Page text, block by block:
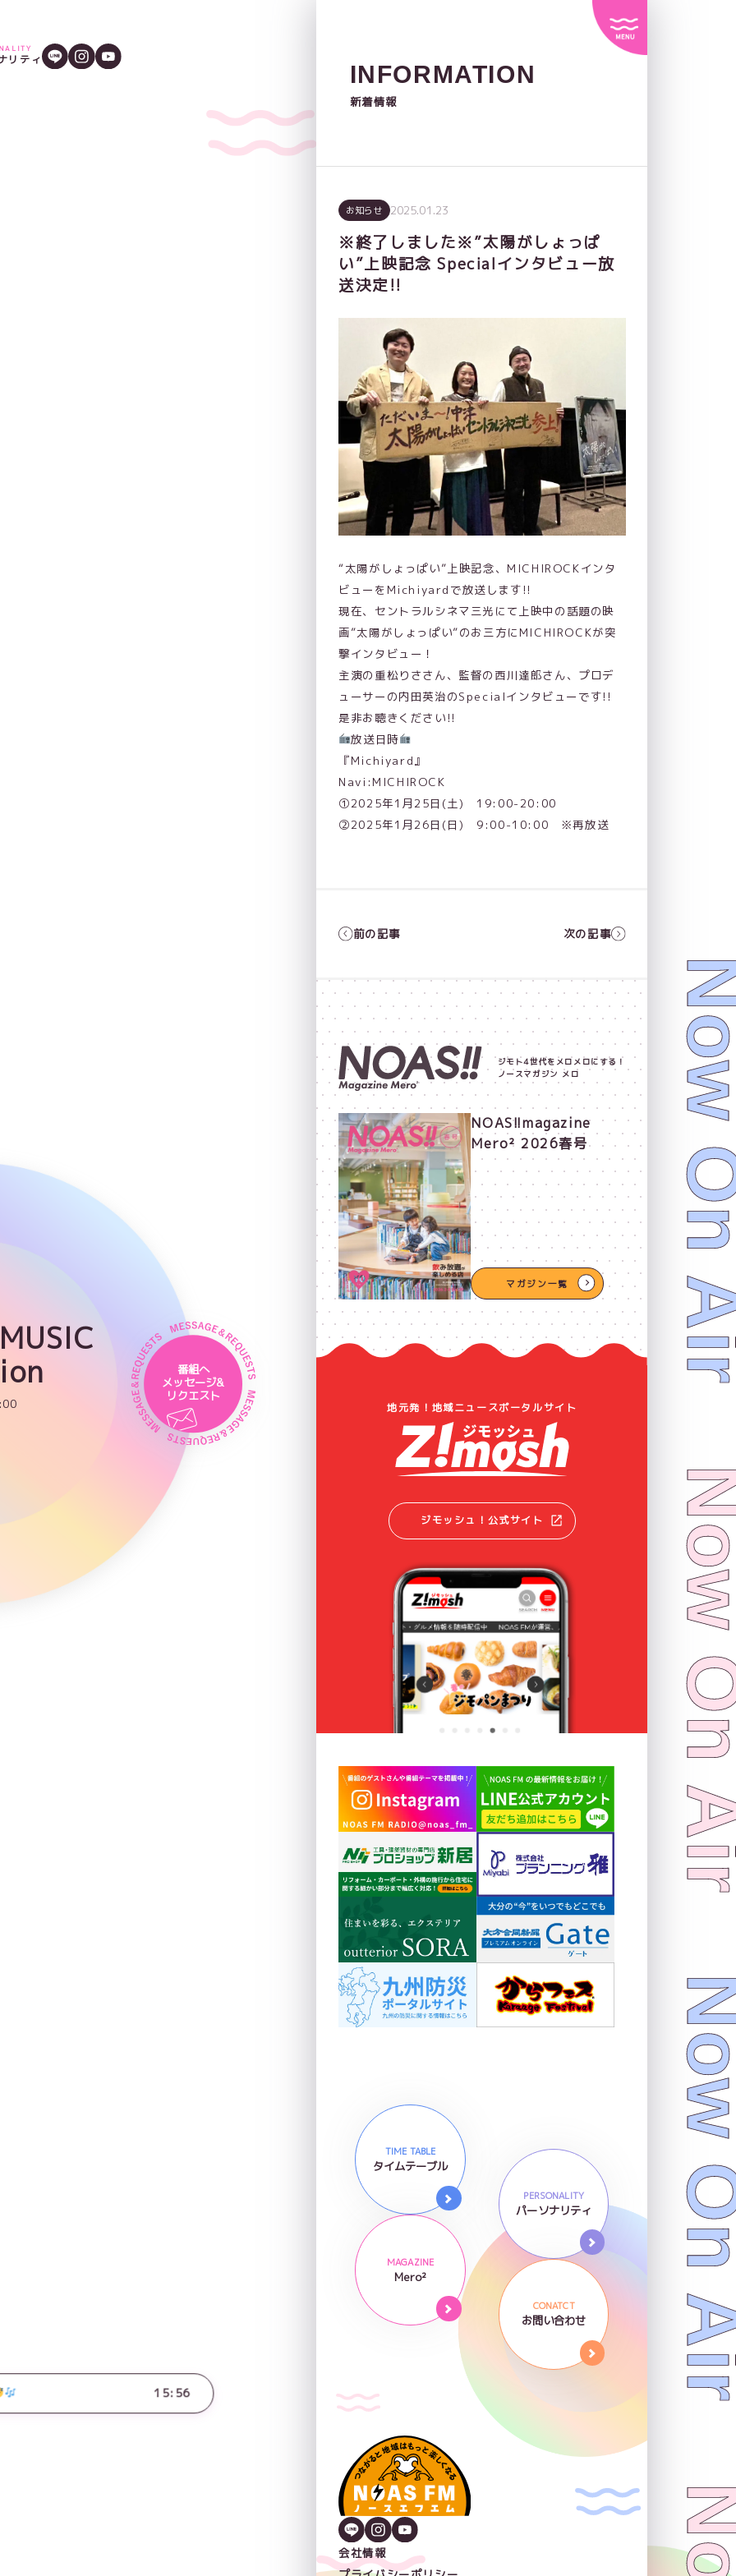
リティ
15:56
番組へ
メッセージ&
リクエスト
INFORMATION
新着情報
お知らせ 2025.01.23
※終了しました※”太陽がしょっぱ
い”上映記念 Specialインタビュー放
送決定!!
“太陽がしょっぱい”上映記念、MICHIROCKインタ
ビューをMichiyardで放送します!!
現在、セントラルシネマ三光にて上映中の話題の映
画”太陽がしょっぱい”のお三方にMICHIROCKが突
撃インタビュー！
主演の重松りささん、監督の西川達郎さん、プロデ
ューサーの内田英治のSpecialインタビューです!!
是非お聴きください!!
放送日時
『Michiyard』
Navi:MICHIROCK
①2025年1月25日(土) 19:00-20:00
②2025年1月26日(日) 9:00-10:00 ※再放送
前の記事 次の記事
ジモト4世代をメロメロにする！
ノースマガジン メロ
NOAS!!magazine
Mero² 2026春号
マガジン一覧
地元発！地域ニュースポータルサイト
ジモッシュ！公式サイト
TIME TABLE
タイムテーブル
PERSONALITY
パーソナリティ
MAGAZINE
Mero²
CONATCT
お問い合わせ
会社情報